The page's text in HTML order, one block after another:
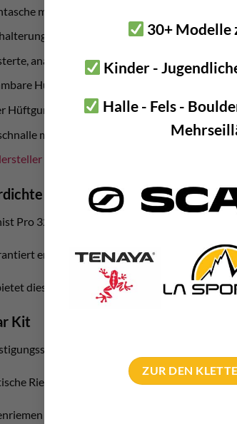
30+ Modelle
Kinder -
Halle - Fels -
ZUR DEN
mit RV
für Lawinenschaufel und Sonde
anatomisch geformte Trageriemen
Hüftgurt Teile
Hüftgurt mit RV Tasche für Kleinteile
mit Notfall Pfeife
420D Ripstop Nyon
Pro 32 von Kohla hat ein robustes, innen
er zum einen außen sehr gute
dieses Modell sehr guten Wetterschutz.
Kit
liegen dem Alpinrucksack in
Riemen für die Eispickel.
für z.B. Skier.